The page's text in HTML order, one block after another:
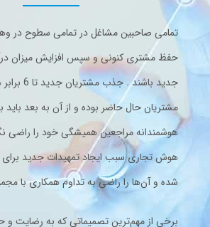
تمامی صاحبین مشاغل در تمامی سطوح در
حفظ مشتری کنونی و سپس افزایش میزان
جدید باشند .
مشتریان حال حاضر بوده و از آن به بعد باید
هوشمندانه مراجعین همیشگی خود را راضی
هوش تجاری سبب ایجاد تمهیدات جدید
شده و آن‌ها را راضی به تداوم همکاری با
برخی از مهم‌ترین تصمیماتی که به رضایت